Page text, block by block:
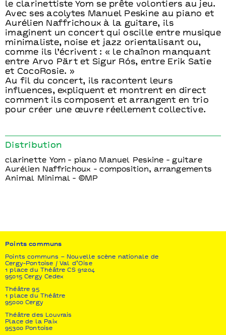
le clarinettiste Yom se prête volontiers au jeu.
Avec ses acolytes Manuel Peskine au piano et
Aurélien Naffrichoux à la guitare, ils
imaginent un concert qui oscille entre musique
minimaliste, noise et jazz orientalisant ou,
comme ils l’écrivent : « le chaînon manquant
entre Arvo Pärt et Sigur Rós, entre Erik Satie
et CocoRosie. »
Au fil du concert, ils racontent leurs
influences, expliquent et montrent en direct
comment ils composent et arrangent en trio
pour créer une œuvre réellement collective.
Distribution
clarinette Yom - piano Manuel Peskine - guitare
Aurélien Naffrichoux - composition, arrangements
Animal Minimal - ©MP
Points communs
Points communs – Nouvelle scène nationale de
Cergy-Pontoise / Val d’Oise
1 place du Théâtre CS 91204
95015 Cergy Cedex
Théâtre 95
1 place du Théâtre
95000 Cergy
Théâtre des Louvrais
Place de la Paix
95300 Pontoise